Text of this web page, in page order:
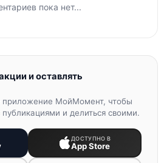
пока нет...
и оставлять
приложение МойМомент, чтобы
публикациями и делиться своими.
ДОСТУПНО В
App Store